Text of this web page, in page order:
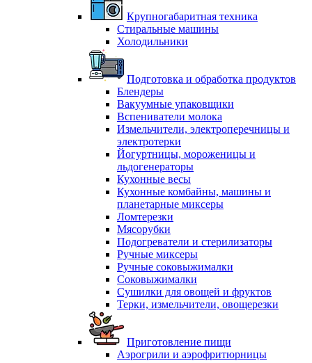
Крупногабаритная техника
Стиральные машины
Холодильники
Подготовка и обработка продуктов
Блендеры
Вакуумные упаковщики
Вспениватели молока
Измельчители, электроперечницы и
электротерки
Йогуртницы, мороженицы и
льдогенераторы
Кухонные весы
Кухонные комбайны, машины и
планетарные миксеры
Ломтерезки
Мясорубки
Подогреватели и стерилизаторы
Ручные миксеры
Ручные соковыжималки
Соковыжималки
Сушилки для овощей и фруктов
Терки, измельчители, овощерезки
Приготовление пищи
Аэрогрили и аэрофритюрницы